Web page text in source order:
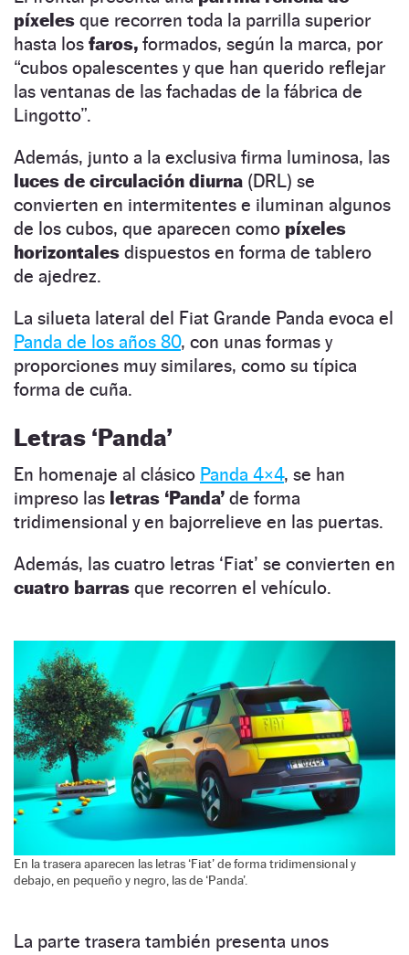
píxeles que recorren toda la parrilla superior
hasta los faros, formados, según la marca, por
“cubos opalescentes y que han querido reflejar
las ventanas de las fachadas de la fábrica de
Lingotto”.
Además, junto a la exclusiva firma luminosa, las
luces de circulación diurna (DRL) se
convierten en intermitentes e iluminan algunos
de los cubos, que aparecen como píxeles
horizontales dispuestos en forma de tablero
de ajedrez.
La silueta lateral del Fiat Grande Panda evoca el
Panda de los años 80, con unas formas y
proporciones muy similares, como su típica
forma de cuña.
Letras ‘Panda’
En homenaje al clásico Panda 4×4, se han
impreso las letras ‘Panda’ de forma
tridimensional y en bajorrelieve en las puertas.
Además, las cuatro letras ‘Fiat’ se convierten en
cuatro barras que recorren el vehículo.
En la trasera aparecen las letras ‘Fiat’ de forma tridimensional y
debajo, en pequeño y negro, las de ‘Panda’.
La parte trasera también presenta unos